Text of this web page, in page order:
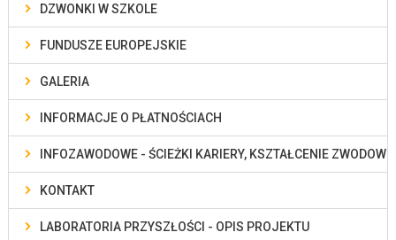
DZWONKI W SZKOLE
FUNDUSZE EUROPEJSKIE
GALERIA
INFORMACJE O PŁATNOŚCIACH
INFOZAWODOWE - ŚCIEŻKI KARIERY, KSZTAŁCENIE ZWODOWE
KONTAKT
LABORATORIA PRZYSZŁOŚCI - OPIS PROJEKTU